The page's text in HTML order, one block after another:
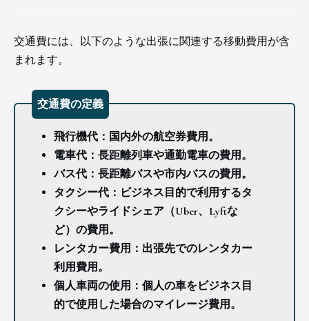
交通費には、以下のような出張に関連する移動費用が含
まれます。
交通費の定義
飛行機代：国内外の航空券費用。
電車代：長距離列車や通勤電車の費用。
バス代：長距離バスや市内バスの費用。
タクシー代：ビジネス目的で利用するタ
クシーやライドシェア（Uber、Lyftな
ど）の費用。
レンタカー費用：出張先でのレンタカー
利用費用。
個人車両の使用：個人の車をビジネス目
的で使用した場合のマイレージ費用。